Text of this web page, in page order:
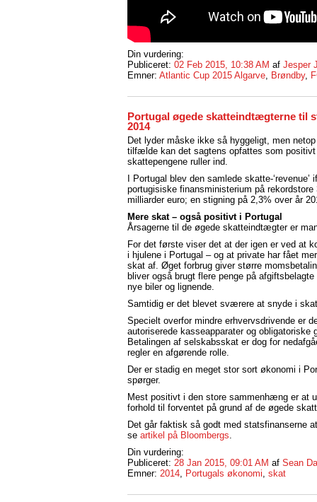
Din vurdering:
Publiceret: 02 Feb 2015, 10:38 AM af Jesper
Emner: Atlantic Cup 2015 Algarve Brøndby,
Portugal øgede skatteindtægterne til
2014
Det lyder måske ikke så hyggeligt, men
tilfælde kan det sagtens opfattes som
skattepengene ruller ind.
I Portugal blev den samlede skatte-‘revenue’
portugisiske finansministerium på rekordstore
milliarder euro; en stigning på 2,3% over år
Mere skat – også positivt i Portugal
Årsagerne til de øgede skatteindtægter er
For det første viser det at der igen er ved at
i hjulene i Portugal – og at private har fået
skat af. Øget forbrug giver større
bliver også brugt flere penge på
nye biler og lignende.
Samtidig er det blevet sværere at snyde i
Specielt overfor mindre erhvervsdrivende er
autoriserede kasseapparater og obligatoriske
Betalingen af selskabsskat er dog for
regler en afgørende rolle.
Der er stadig en meget stor sort økonomi i
spørger.
Mest positivt i den store sammenhæng er at
forhold til forventet på grund af de øgede
Det går faktisk så godt med statsfinanserne
se artikel på Bloombergs.
Din vurdering:
Publiceret: 28 Jan 2015, 09:01 AM af Sean
Emner: 2014, Portugals økonomi, skat